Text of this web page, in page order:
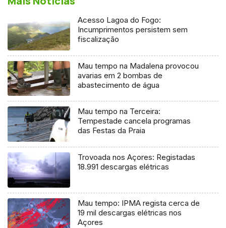
Acesso Lagoa do Fogo:
Incumprimentos persistem sem
fiscalização
Mau tempo na Madalena provocou
avarias em 2 bombas de
abastecimento de água
Mau tempo na Terceira:
Tempestade cancela programas
das Festas da Praia
Trovoada nos Açores: Registadas
18.991 descargas elétricas
Mau tempo: IPMA regista cerca de
19 mil descargas elétricas nos
Açores